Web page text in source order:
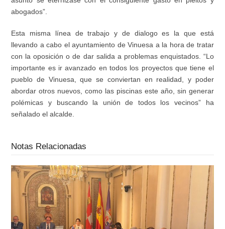
abogados”.
Esta misma línea de trabajo y de dialogo es la que está
llevando a cabo el ayuntamiento de Vinuesa a la hora de tratar
con la oposición o de dar salida a problemas enquistados. “Lo
importante es ir avanzado en todos los proyectos que tiene el
pueblo de Vinuesa, que se conviertan en realidad, y poder
abordar otros nuevos, como las piscinas este año, sin generar
polémicas y buscando la unión de todos los vecinos” ha
señalado el alcalde.
Notas Relacionadas